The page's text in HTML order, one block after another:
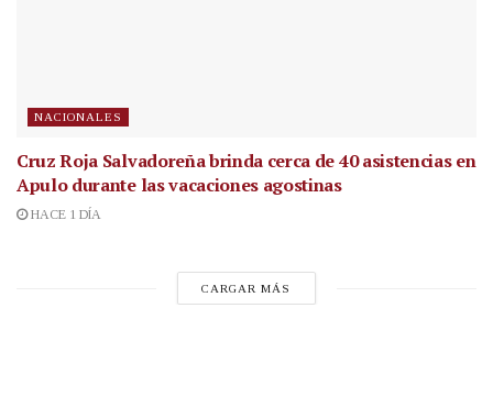
NACIONALES
Cruz Roja Salvadoreña brinda cerca de 40 asistencias en
Apulo durante las vacaciones agostinas
HACE 1 DÍA
CARGAR MÁS